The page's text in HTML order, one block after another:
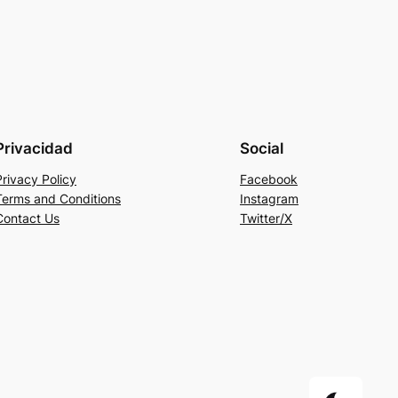
Policy
and Conditions
Us
Social
Facebook
Instagram
Twitter/X